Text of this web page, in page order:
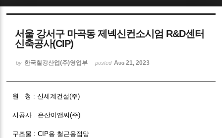
서울 강서구 마곡동 제넥신컨소시엄 R&D센터
신축공사(CIP)
by 한국철강산업(주)영업부 posted Aug 21, 2023
원 청 : 신세계건설(주)
시공사 : 은산이앤씨(주)
구조물 : CIP용 철근용접망
Sketchbook5, 스케치북5
Sketchbook5, 스케치북5